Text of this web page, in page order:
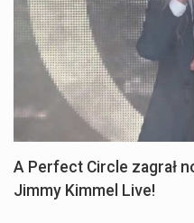
A Perfect Circle zagrał
Jimmy Kimmel Live!